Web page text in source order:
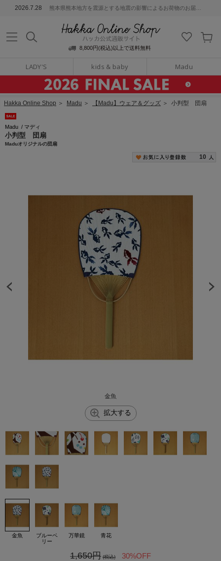
2026.7.28 熊本県熊本地方を震源とする地震の影響によるお荷物のお届けについて
8,800円(税込)以上で送料無料
LADY'S kids & baby Madu
通販サイト
販サイト
Hakka Online Shop ＞ Madu ＞ 【Madu】ウェア＆グッズ ＞ 小判型 団扇
Madu / マディ
小判型 団扇
Maduオリジナルの団扇
10
金魚
拡大する
金魚
ブルーベ
リー
万華鏡 青花
1,650円 (税込) 30%OFF